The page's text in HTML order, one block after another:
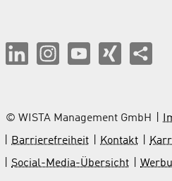
© WISTA Management GmbH
Barrierefreiheit
Kontakt
Social-Media-Übersicht